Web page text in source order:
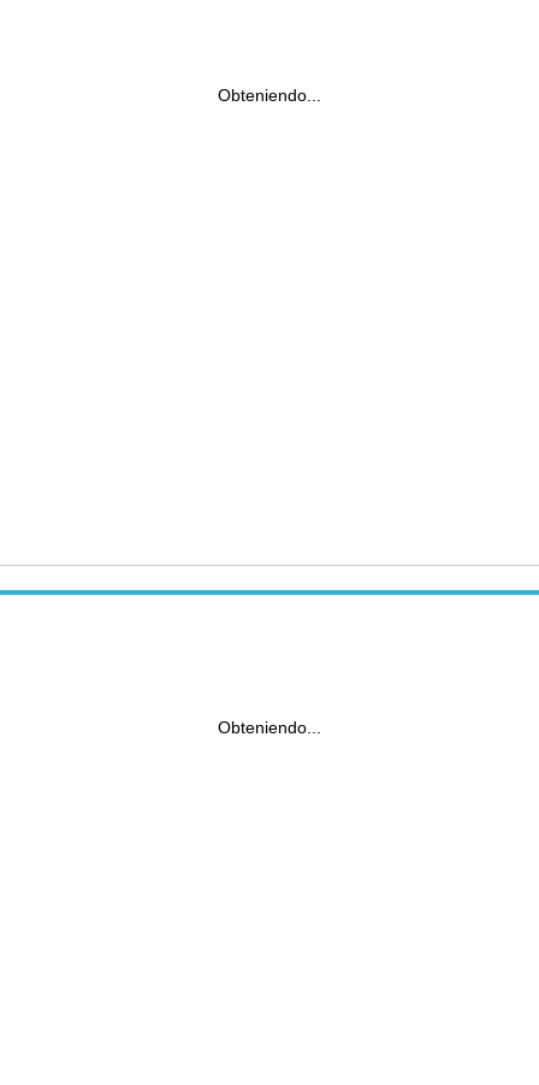
Obteniendo...
Obteniendo...